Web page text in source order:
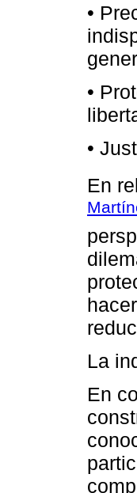
•
•
•
En
La
En